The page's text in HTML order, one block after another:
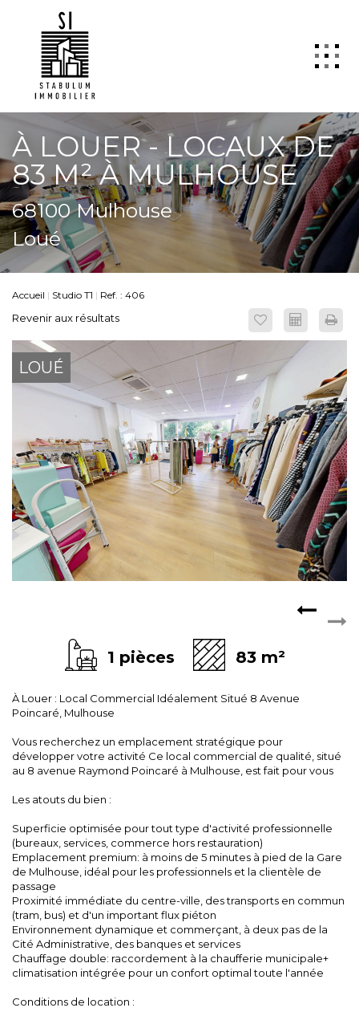
QUI SOMMES NOUS
VENTE
LOCATION
GESTION
CONTACT
ESPACE CLIENTS
À LOUER - LOCAUX DE
83 M² À MULHOUSE
68100 Mulhouse
Loué
Accueil Studio T1 Ref. : 406
Revenir aux résultats
LOUÉ
1 pièces 83 m²
À Louer : Local Commercial Idéalement Situé 8 Avenue
Poincaré, Mulhouse
Vous recherchez un emplacement stratégique pour
développer votre activité Ce local commercial de qualité, situé
au 8 avenue Raymond Poincaré à Mulhouse, est fait pour vous
Les atouts du bien :
Superficie optimisée pour tout type d'activité professionnelle
(bureaux, services, commerce hors restauration)
Emplacement premium: à moins de 5 minutes à pied de la Gare
de Mulhouse, idéal pour les professionnels et la clientèle de
passage
Proximité immédiate du centre-ville, des transports en commun
(tram, bus) et d'un important flux piéton
Environnement dynamique et commerçant, à deux pas de la
Cité Administrative, des banques et services
Chauffage double: raccordement à la chaufferie municipale+
climatisation intégrée pour un confort optimal toute l'année
Conditions de location :